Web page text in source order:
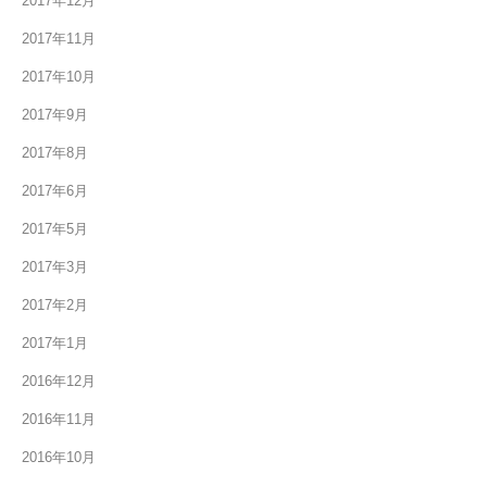
2017年11月
2017年10月
2017年9月
2017年8月
2017年6月
2017年5月
2017年3月
2017年2月
2017年1月
2016年12月
2016年11月
2016年10月